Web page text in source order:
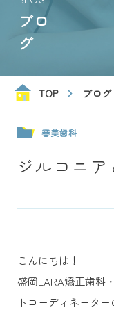
ブロ
グ
TOP ブログ
審美歯科
ジルコニア
こんにちは！
盛岡LARA矯正歯科
トコーディネータ